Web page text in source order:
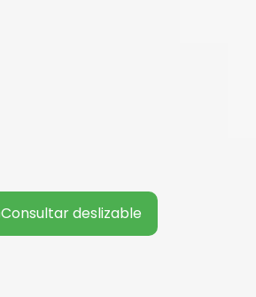
Consultar deslizable